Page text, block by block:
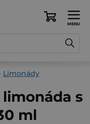
Nákupní
Limonády
s
ml